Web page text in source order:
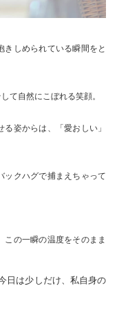
しめられている瞬間をと
て自然にこぼれる笑顔。
姿からは、「愛おしい」
ックハグで捕まえちゃって
の一瞬の温度をそのまま
日は少しだけ、私自身の